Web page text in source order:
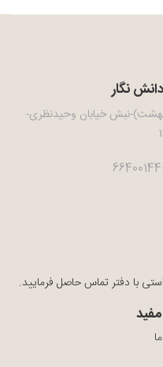
نگار
نبش خیابان وحیدنظری-
با دفتر تماس حاصل فرمایید.